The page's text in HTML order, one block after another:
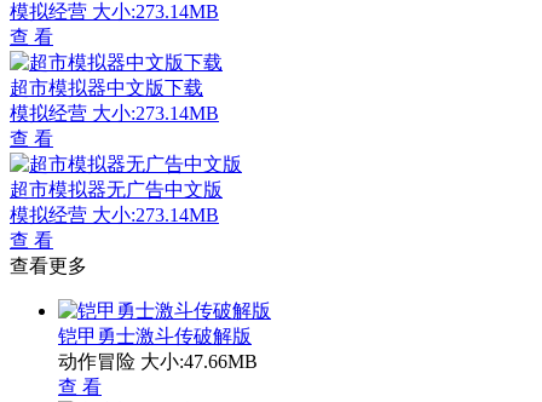
模拟经营 大小:273.14MB
查 看
超市模拟器中文版下载
模拟经营 大小:273.14MB
查 看
超市模拟器无广告中文版
模拟经营 大小:273.14MB
查 看
查看更多
铠甲勇士激斗传破解版
动作冒险 大小:47.66MB
查 看